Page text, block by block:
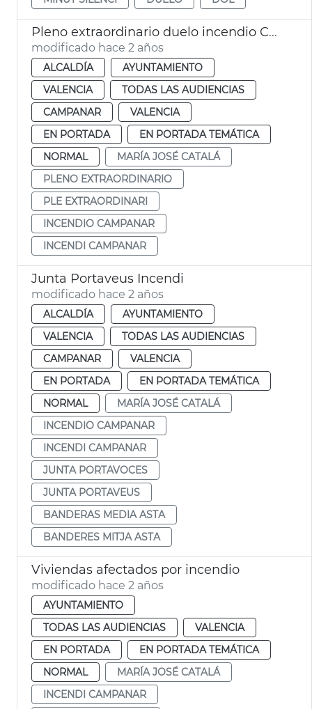
Pleno extraordinario duelo incendio Campanar
modificado hace 2 años
ALCALDÍA
AYUNTAMIENTO
VALENCIA
TODAS LAS AUDIENCIAS
CAMPANAR
VALENCIA
EN PORTADA
EN PORTADA TEMÁTICA
NORMAL
MARÍA JOSÉ CATALÁ
PLENO EXTRAORDINARIO
PLE EXTRAORDINARI
INCENDIO CAMPANAR
INCENDI CAMPANAR
Junta Portaveus Incendi
modificado hace 2 años
ALCALDÍA
AYUNTAMIENTO
VALENCIA
TODAS LAS AUDIENCIAS
CAMPANAR
VALENCIA
EN PORTADA
EN PORTADA TEMÁTICA
NORMAL
MARÍA JOSÉ CATALÁ
INCENDIO CAMPANAR
INCENDI CAMPANAR
JUNTA PORTAVOCES
JUNTA PORTAVEUS
BANDERAS MEDIA ASTA
BANDERES MITJA ASTA
Viviendas afectados por incendio
modificado hace 2 años
AYUNTAMIENTO
TODAS LAS AUDIENCIAS
VALENCIA
EN PORTADA
EN PORTADA TEMÁTICA
NORMAL
MARÍA JOSÉ CATALÁ
INCENDI CAMPANAR